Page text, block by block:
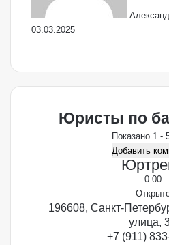
03.03.2025
Email
Юристы по
Показано 1 -
Добавить
0.00
196608, Санкт-
улица,
+7 (911)